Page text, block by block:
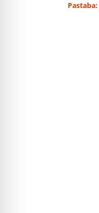
Pastaba: